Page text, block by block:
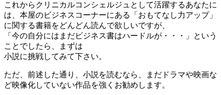
これからクリニカルコンシェルジュとして活躍するあなたに
は、本屋のビジネスコーナーにある「おもてなし力アップ」
に関する書籍をどんどん読んで欲しいですが、
「今の自分にはまだビジネス書はハードルが・・・」という
ことでしたら、まずは
小説に挑戦してみて下さい。
ただ、前述した通り、小説を読むなら、まだドラマや映画な
ど映像化していない作品を強くお勧めします。